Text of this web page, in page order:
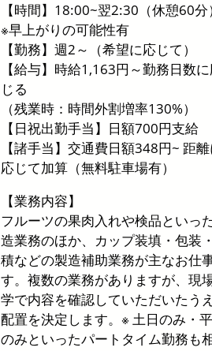
【時間】18:00~翌2:30（休憩60分
※早上がりの可能性有
【勤務】週2～（希望に応じて）
【給与】時給1,163円～勤務日数
じる
（残業時：時間外割増率130%）
【日祝出勤手当】日額700円支給
【諸手当】交通費日額348円~ 距
応じて加算（無料駐車場有）
【業務内容】
フルーツの果肉入れや検品といっ
造業務のほか、カップ装填・包装
積などの製造補助業務が主なお仕
す。複数の業務がありますが、現
学で内容を確認していただいたう
配置を決定します。※ 土日のみ・
のみといったパートタイム勤務も